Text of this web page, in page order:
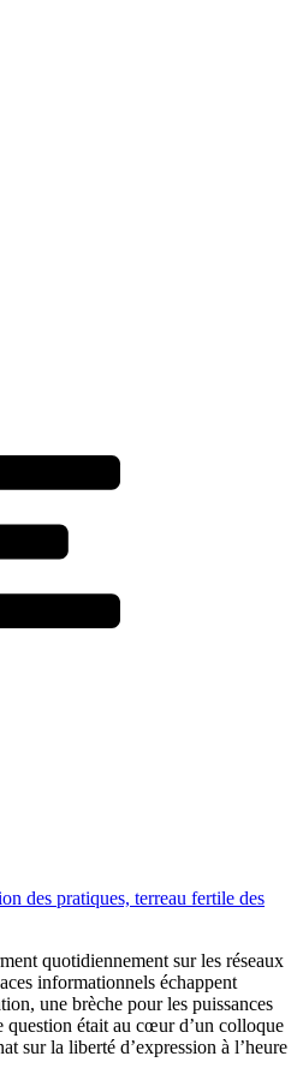
des pratiques, terreau fertile des
quotidiennement sur les réseaux
informationnels échappent
une brèche pour les puissances
question était au cœur d’un colloque
sur la liberté d’expression à l’heure